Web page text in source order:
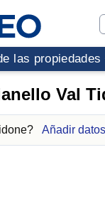
las propiedades
Val
Añadir